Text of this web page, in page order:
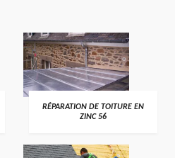
>
RÉPARATION DE TOITURE EN
ZINC 56